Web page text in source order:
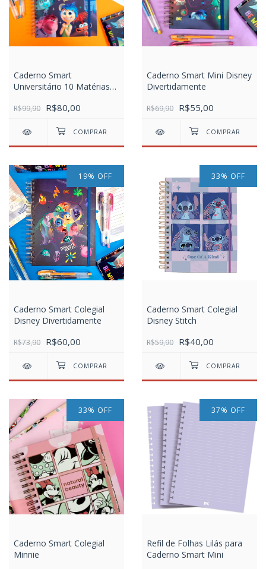
Caderno Smart
Universitário 10 Matérias
R$99,90 R$80,00
Caderno Smart Mini Disney
Divertidamente
R$69,90 R$55,00
19% OFF
Caderno Smart Colegial
Disney Divertidamente
R$73,90 R$60,00
33% OFF
Caderno Smart Colegial
Disney Stitch
R$59,90 R$40,00
33% OFF
Caderno Smart Colegial
Minnie
37% OFF
Refil de Folhas Lilás para
Caderno Smart Mini